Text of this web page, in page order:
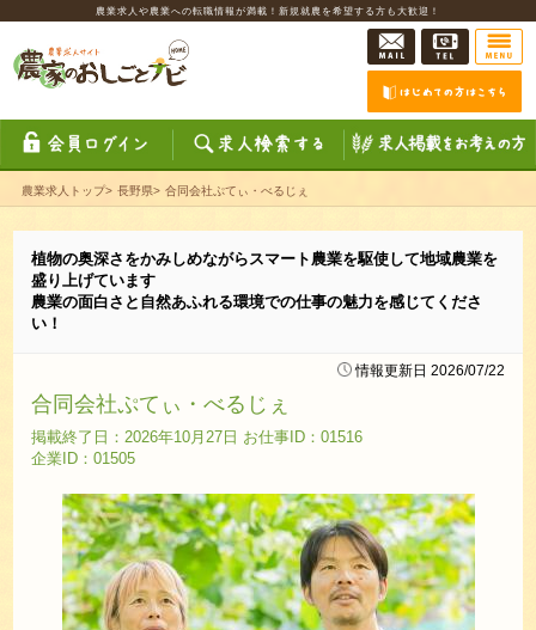
農業求人や農業への転職情報が満載！新規就農を希望する方も大歓迎！
農業求人トップ> 長野県> 合同会社ぷてぃ・べるじぇ
植物の奥深さをかみしめながらスマート農業を駆使して地域農業を
盛り上げています
農業の面白さと自然あふれる環境での仕事の魅力を感じてくださ
い！
情報更新日 2026/07/22
合同会社ぷてぃ・べるじぇ
掲載終了日：2026年10月27日 お仕事ID：01516
企業ID：01505